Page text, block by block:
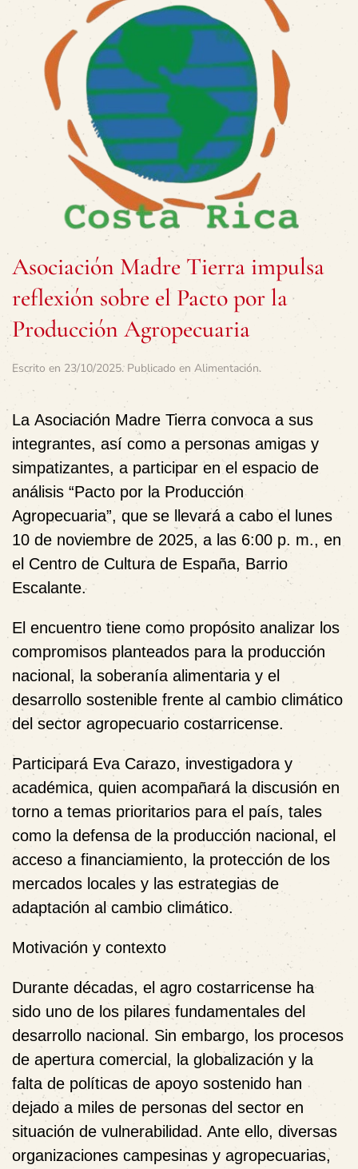
Asociación Madre Tierra impulsa
reflexión sobre el Pacto por la
Producción Agropecuaria
Escrito en 23/10/2025. Publicado en Alimentación.
La Asociación Madre Tierra convoca a sus
integrantes, así como a personas amigas y
simpatizantes, a participar en el espacio de
análisis “Pacto por la Producción
Agropecuaria”, que se llevará a cabo el lunes
10 de noviembre de 2025, a las 6:00 p. m., en
el Centro de Cultura de España, Barrio
Escalante.
El encuentro tiene como propósito analizar los
compromisos planteados para la producción
nacional, la soberanía alimentaria y el
desarrollo sostenible frente al cambio climático
del sector agropecuario costarricense.
Participará Eva Carazo, investigadora y
académica, quien acompañará la discusión en
torno a temas prioritarios para el país, tales
como la defensa de la producción nacional, el
acceso a financiamiento, la protección de los
mercados locales y las estrategias de
adaptación al cambio climático.
Motivación y contexto
Durante décadas, el agro costarricense ha
sido uno de los pilares fundamentales del
desarrollo nacional. Sin embargo, los procesos
de apertura comercial, la globalización y la
falta de políticas de apoyo sostenido han
dejado a miles de personas del sector en
situación de vulnerabilidad. Ante ello, diversas
organizaciones campesinas y agropecuarias,